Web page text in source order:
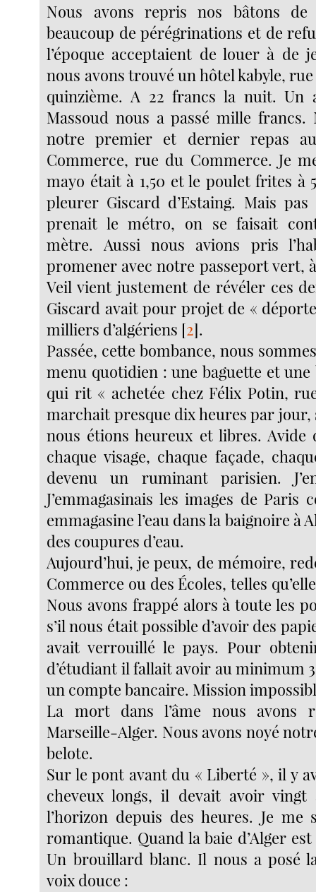
Nous avons repris nos bâtons de
beaucoup de pérégrinations et de
l’époque acceptaient de louer à de
nous avons trouvé un hôtel kabyle,
quinzième. A 22 francs la nuit. Un
Massoud nous a passé mille francs.
notre premier et dernier repas
Commerce, rue du Commerce. Je
mayo était à 1,50 et le poulet frites à
pleurer Giscard d’Estaing. Mais
prenait le métro, on se faisait
mètre. Aussi nous avions pris
promener avec notre passeport vert,
Veil vient justement de révéler ces
Giscard avait pour projet de «
milliers d’algériens [2].
Passée, cette bombance, nous
menu quotidien : une baguette et une
qui rit « achetée chez Félix Potin,
marchait presque dix heures par jour,
nous étions heureux et libres.
chaque visage, chaque façade,
devenu un ruminant parisien.
J’emmagasinais les images de Paris
emmagasine l’eau dans la baignoire à
des coupures d’eau.
Aujourd’hui, je peux, de mémoire,
Commerce ou des Écoles, telles
Nous avons frappé alors à toute les
s’il nous était possible d’avoir des
avait verrouillé le pays. Pour
d’étudiant il fallait avoir au minimum
un compte bancaire. Mission
La mort dans l’âme nous avons
Marseille-Alger. Nous avons noyé
belote.
Sur le pont avant du « Liberté », il y
cheveux longs, il devait avoir vingt
l’horizon depuis des heures. Je
romantique. Quand la baie d’Alger
Un brouillard blanc. Il nous a posé
voix douce :